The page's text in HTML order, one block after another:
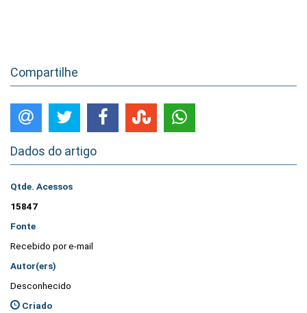
Compartilhe
Dados do artigo
Qtde. Acessos
15847
Fonte
Recebido por e-mail
Autor(ers)
Desconhecido
Criado